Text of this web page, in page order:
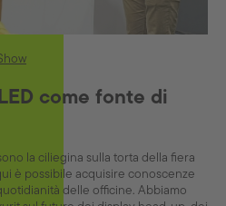
come fonte di
la ciliegina sulla torta della fiera
è possibile acquisire conoscenze
delle officine. Abbiamo